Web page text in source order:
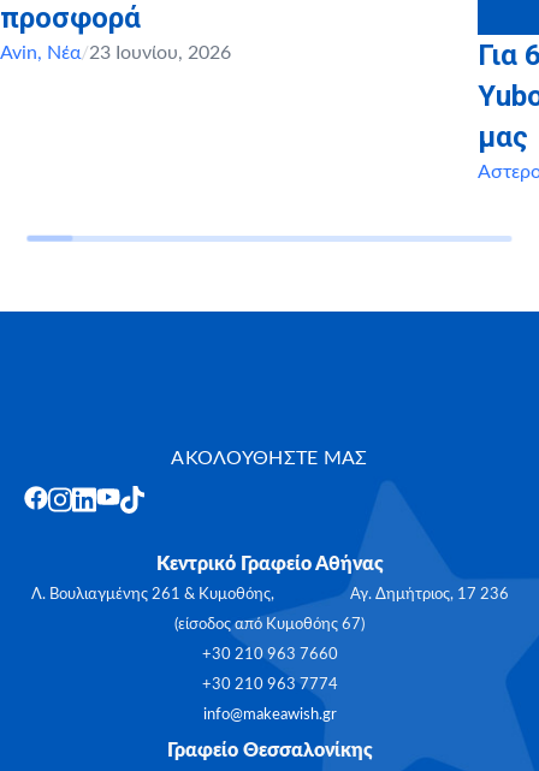
προσφορά
Avin, Νέα/23 Ιουνίου, 2026
Για
μας
ΑΚΟΛΟΥΘΗΣΤΕ ΜΑΣ
Κεντρικό Γραφείο Αθήνας
Λ. Βουλιαγμένης 261 & Κυμοθόης, Αγ. Δημήτριος, 17 236
(είσοδος από Κυμοθόης 67)
+30 210 963 7660
+30 210 963 7774
info@makeawish.gr
Γραφείο Θεσσαλονίκης